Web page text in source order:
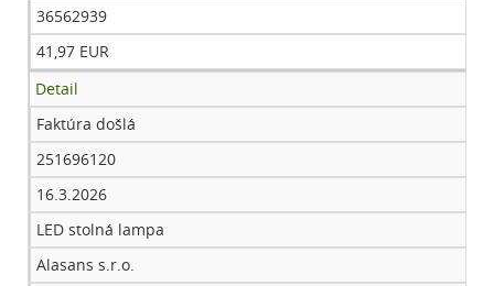
36562939
41,97 EUR
Detail
Faktúra došlá
251696120
16.3.2026
LED stolná lampa
Alasans s.r.o.